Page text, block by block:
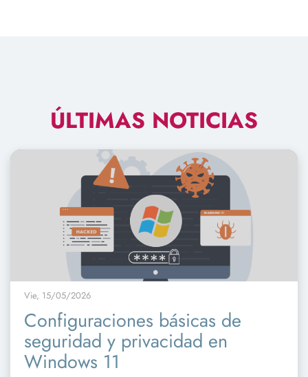
ÚLTIMAS NOTICIAS
Vie, 15/05/2026
Configuraciones básicas de
seguridad y privacidad en
Windows 11